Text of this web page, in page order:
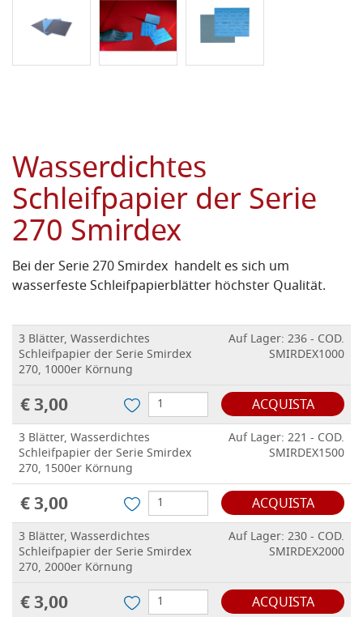
Wasserdichtes
Schleifpapier der Serie
270 Smirdex
Bei der Serie 270 Smirdex handelt es sich um
wasserfeste Schleifpapierblätter höchster Qualität.
3 Blätter, Wasserdichtes
Schleifpapier der Serie Smirdex
270, 1000er Körnung
Auf Lager: 236 - COD.
SMIRDEX1000
€ 3,00 ACQUISTA
3 Blätter, Wasserdichtes
Schleifpapier der Serie Smirdex
270, 1500er Körnung
Auf Lager: 221 - COD.
SMIRDEX1500
€ 3,00 ACQUISTA
3 Blätter, Wasserdichtes
Schleifpapier der Serie Smirdex
270, 2000er Körnung
Auf Lager: 230 - COD.
SMIRDEX2000
€ 3,00 ACQUISTA